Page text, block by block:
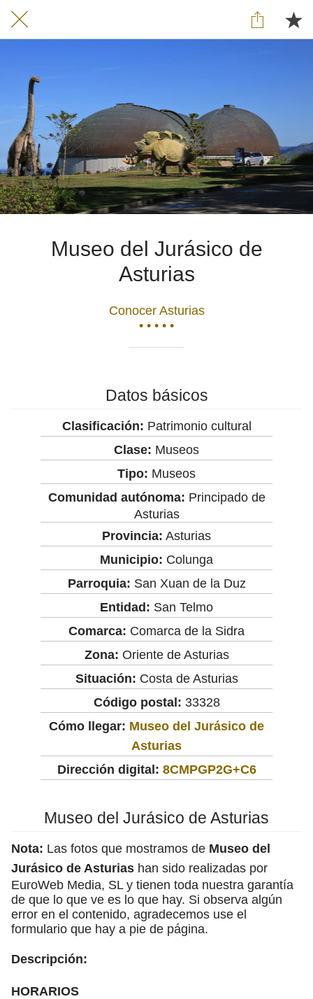
Museo del Jurásico de
Asturias
Conocer Asturias
• • • • •
Datos básicos
Clasificación: Patrimonio cultural
Clase: Museos
Tipo: Museos
Comunidad autónoma: Principado de
Asturias
Provincia: Asturias
Municipio: Colunga
Parroquia: San Xuan de la Duz
Entidad: San Telmo
Comarca: Comarca de la Sidra
Zona: Oriente de Asturias
Situación: Costa de Asturias
Código postal: 33328
Cómo llegar: Museo del Jurásico de
Asturias
Dirección digital: 8CMPGP2G+C6
Museo del Jurásico de Asturias
Nota: Las fotos que mostramos de Museo del
Jurásico de Asturias han sido realizadas por
EuroWeb Media, SL y tienen toda nuestra garantía
de que lo que ve es lo que hay. Si observa algún
error en el contenido, agradecemos use el
formulario que hay a pie de página.
Descripción:
HORARIOS